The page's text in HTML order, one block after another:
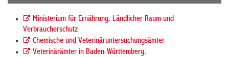
Ministerium für Ernährung, Ländlicher Raum und
Verbraucherschutz
Chemische und Veterinäruntersuchungsämter
Veterinärämter in Baden-Württemberg.